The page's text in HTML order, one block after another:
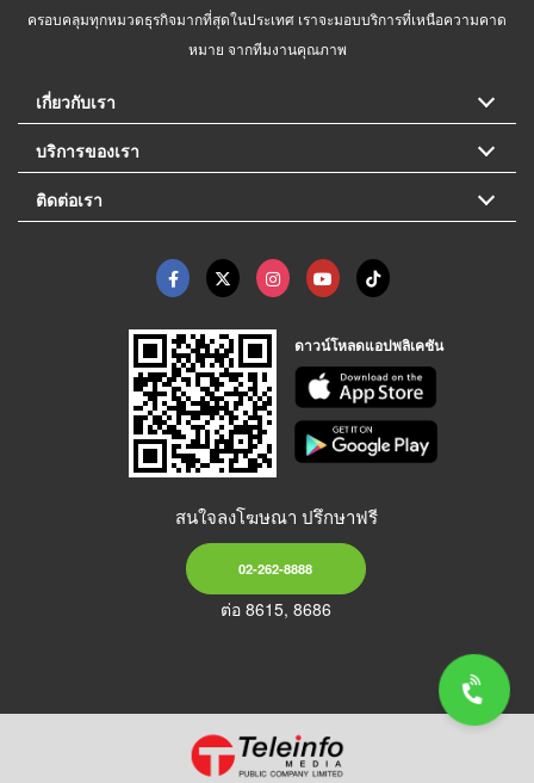
ครอบคลุมทุกหมวดธุรกิจมากที่สุดในประเทศ เราจะมอบบริการที่เหนือความคาด
หมาย จากทีมงานคุณภาพ
เกี่ยวกับเรา
บริการของเรา
ติดต่อเรา
ดาวน์โหลดแอปพลิเคชัน
สนใจลงโฆษณา ปรึกษาฟรี
02-262-8888
ต่อ 8615, 8686